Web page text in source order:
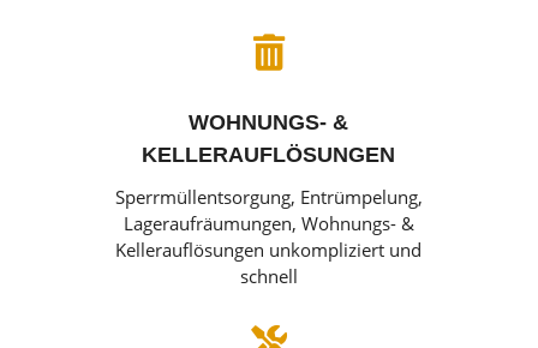

WOHNUNGS- &
KELLERAUFLÖSUNGEN
Sperrmüllentsorgung, Entrümpelung,
Lageraufräumungen, Wohnungs- &
Kellerauflösungen unkompliziert und
schnell